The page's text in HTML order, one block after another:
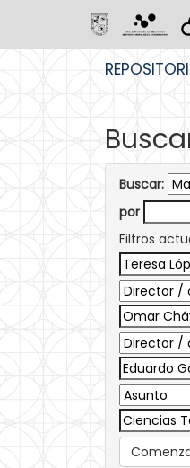
Buscar:
por
Filtros